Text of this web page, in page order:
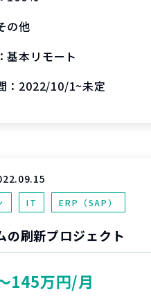
の他
基本リモート
： 2022/10/1~未定
IT ERP（SAP）
の刷新プロジェクト
145万円/月